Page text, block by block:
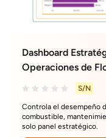
Dashboard
Operaciones de
S/N
Controla el desempeño
combustible,
solo panel estratégico.